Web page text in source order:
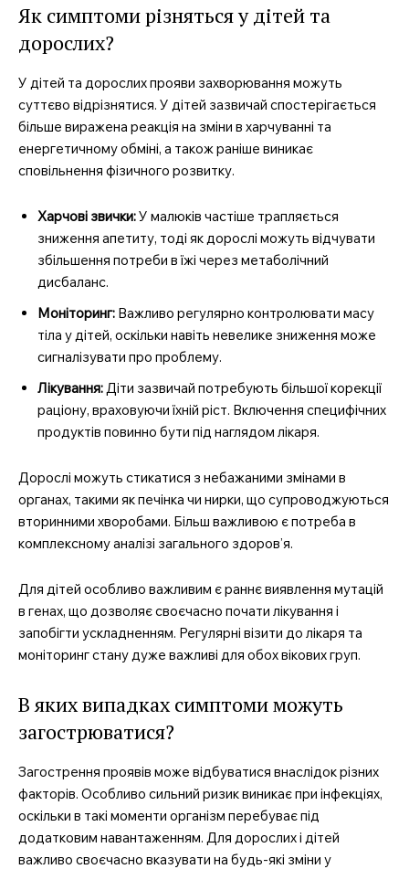
Як симптоми різняться у дітей та
дорослих?
У дітей та дорослих прояви захворювання можуть
суттєво відрізнятися. У дітей зазвичай спостерігається
більше виражена реакція на зміни в харчуванні та
енергетичному обміні, а також раніше виникає
сповільнення фізичного розвитку.
Харчові звички:У малюків частіше трапляється
зниження апетиту, тоді як дорослі можуть відчувати
збільшення потреби в їжі через метаболічний
дисбаланс.
Моніторинг: Важливо регулярно контролювати масу
тіла у дітей, оскільки навіть невелике зниження може
сигналізувати про проблему.
Лікування:Діти зазвичай потребують більшої корекції
раціону, враховуючи їхній ріст. Включення специфічних
продуктів повинно бути під наглядом лікаря.
Дорослі можуть стикатися з небажаними змінами в
органах, такими як печінка чи нирки, що супроводжуються
вторинними хворобами. Більш важливою є потреба в
комплексному аналізі загального здоров’я.
Для дітей особливо важливим є раннє виявлення мутацій
в генах, що дозволяє своєчасно почати лікування і
запобігти ускладненням. Регулярні візити до лікаря та
моніторинг стану дуже важливі для обох вікових груп.
В яких випадках симптоми можуть
загострюватися?
Загострення проявів може відбуватися внаслідок різних
факторів. Особливо сильний ризик виникає при інфекціях,
оскільки в такі моменти організм перебуває під
додатковим навантаженням. Для дорослих і дітей
важливо своєчасно вказувати на будь-які зміни у